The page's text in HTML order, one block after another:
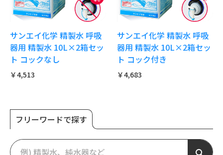
サンエイ化学 精製水 呼吸
器用 精製水 10L×2箱セッ
ト コックなし
￥4,513
サンエイ化学 精製水 呼吸
器用 精製水 10L×2箱セッ
ト コック付き
￥4,683
フリーワードで探す